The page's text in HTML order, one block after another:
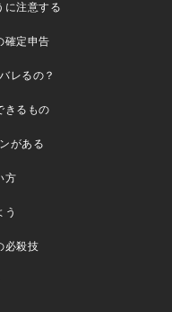
に注意する
確定申告
レるの？
きるもの
がある
方
う
必殺技